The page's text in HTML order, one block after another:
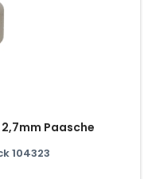
Paasche
104323